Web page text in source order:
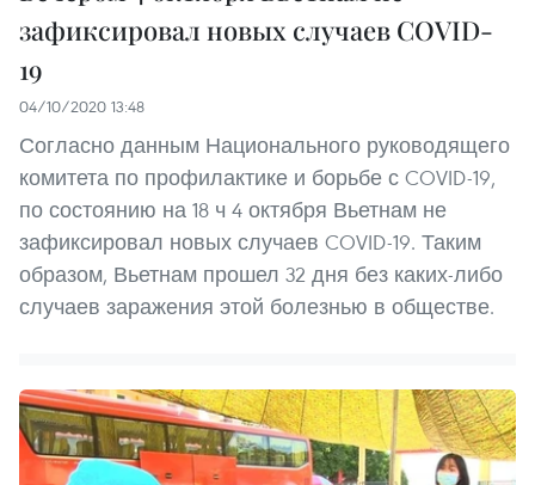
зафиксировал новых случаев COVID-
19
04/10/2020 13:48
Согласно данным Национального руководящего
комитета по профилактике и борьбе с COVID-19,
по состоянию на 18 ч 4 октября Вьетнам не
зафиксировал новых случаев COVID-19. Таким
образом, Вьетнам прошел 32 дня без каких-либо
случаев заражения этой болезнью в обществе.